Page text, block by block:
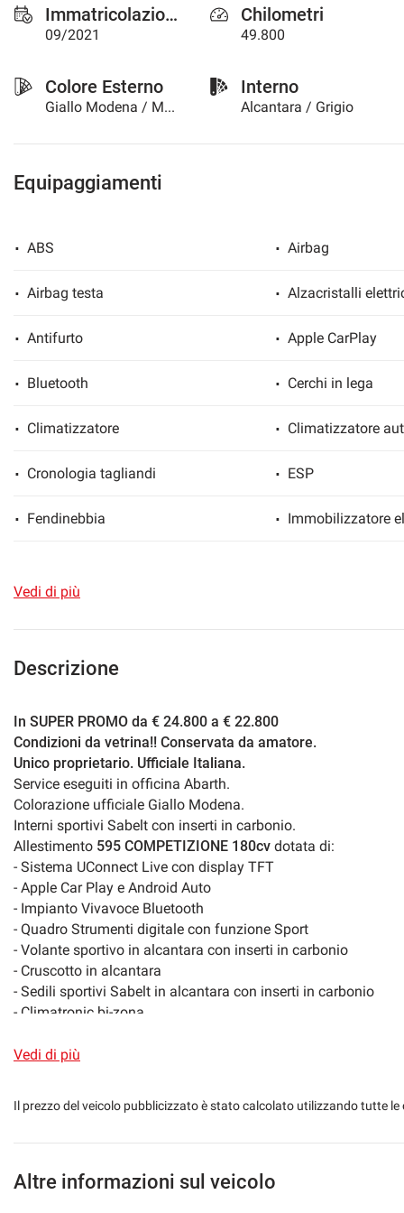
Immatricolazione
09/2021
Chilometri
49.800
Colore Esterno
Giallo Modena / Metallizzato
Interno
Alcantara / Grigio
Equipaggiamenti
ABS Airbag
Airbag testa Alzacristalli
Antifurto Apple CarPlay
Bluetooth Cerchi in lega
Climatizzatore Climatizzatore
Cronologia tagliandi ESP
Fendinebbia Immobilizzatore
Volante in pelle Volante
Vedi di più
Descrizione
In SUPER PROMO da € 24.800 a € 22.800
Condizioni da vetrina!! Conservata da amatore.
Unico proprietario. Ufficiale Italiana.
Service eseguiti in officina Abarth.
Colorazione ufficiale Giallo Modena.
Interni sportivi Sabelt con inserti in carbonio.
Allestimento 595 COMPETIZIONE 180cv dotata di:
- Sistema UConnect Live con display TFT
- Apple Car Play e Android Auto
- Impianto Vivavoce Bluetooth
- Quadro Strumenti digitale con funzione Sport
- Volante sportivo in alcantara con inserti in carbonio
- Cruscotto in alcantara
- Sedili sportivi Sabelt in alcantara con inserti in carbonio
- Climatronic bi-zona
- Tasto SPORT
- Vetri posteriori oscurati
Possibilità di furto e incendio con valore di fattura.
Vedi di più
Il prezzo del veicolo pubblicizzato è stato calcolato utilizzando tutte
Altre informazioni sul veicolo
questi
strumenti
si
rimanda
cookie
Puoi
rivedere
le
scelte
momento.
Cookie analitici